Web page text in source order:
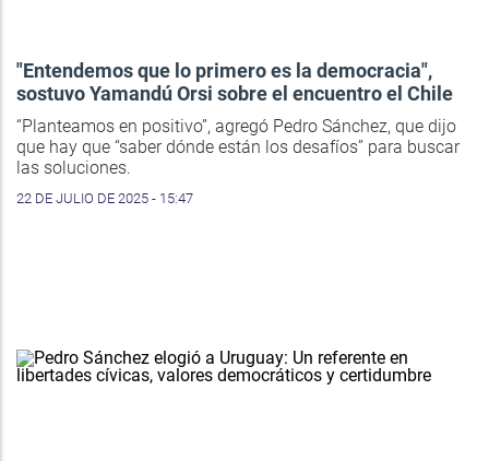
"Entendemos que lo primero es la democracia",
sostuvo Yamandú Orsi sobre el encuentro el Chile
“Planteamos en positivo”, agregó Pedro Sánchez, que dijo
que hay que “saber dónde están los desafíos” para buscar
las soluciones.
22 DE JULIO DE 2025 - 15:47